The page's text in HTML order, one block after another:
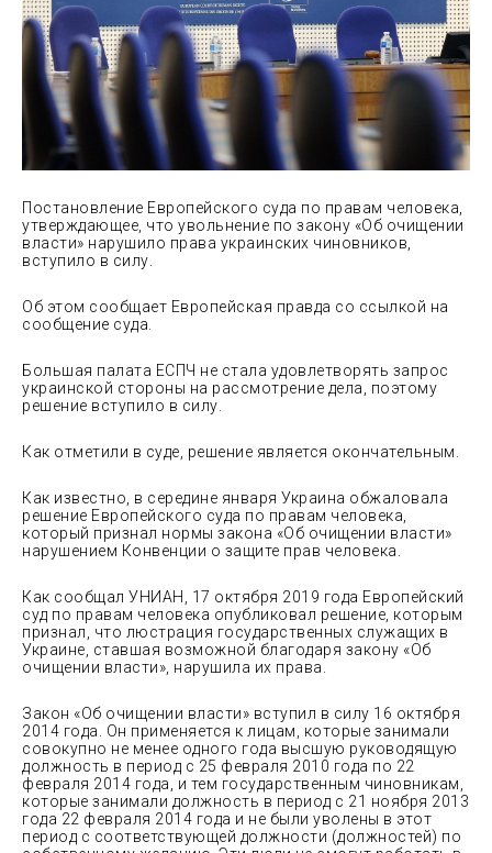
Постановление Европейского суда по правам человека,
утверждающее, что увольнение по закону «Об очищении
власти» нарушило права украинских чиновников,
вступило в силу.
Об этом сообщает Европейская правда со ссылкой на
сообщение суда.
Большая палата ЕСПЧ не стала удовлетворять запрос
украинской стороны на рассмотрение дела, поэтому
решение вступило в силу.
Как отметили в суде, решение является окончательным.
Как известно, в середине января Украина обжаловала
решение Европейского суда по правам человека,
который признал нормы закона «Об очищении власти»
нарушением Конвенции о защите прав человека.
Как сообщал УНИАН, 17 октября 2019 года Европейский
суд по правам человека опубликовал решение, которым
признал, что люстрация государственных служащих в
Украине, ставшая возможной благодаря закону «Об
очищении власти», нарушила их права.
Закон «Об очищении власти» вступил в силу 16 октября
2014 года. Он применяется к лицам, которые занимали
совокупно не менее одного года высшую руководящую
должность в период с 25 февраля 2010 года по 22
февраля 2014 года, и тем государственным чиновникам,
которые занимали должность в период с 21 ноября 2013
года 22 февраля 2014 года и не были уволены в этот
период с соответствующей должности (должностей) по